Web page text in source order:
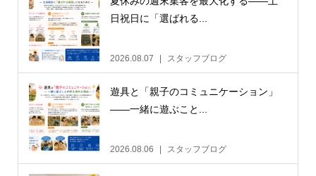
日祝日に「選ばれる...
2026.08.07 スタッフブログ
遊具と「親子のコミュニケーション」
——一緒に遊ぶこと...
2026.08.06 スタッフブログ